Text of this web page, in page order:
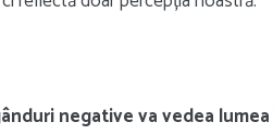
negative va vedea